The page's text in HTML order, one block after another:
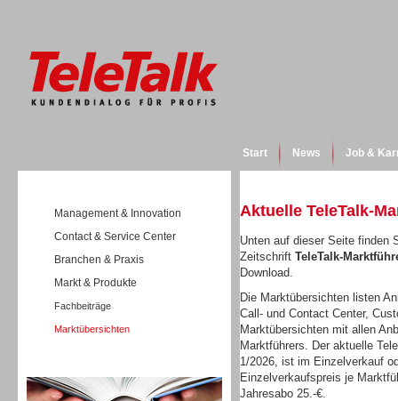
Start News Job &
Management & Innovation
Contact & Service Center
Branchen & Praxis
Markt & Produkte
Fachbeiträge
Marktübersichten
Aktuelle TeleTalk-
Unten auf dieser Seite finden
Zeitschrift TeleTalk-
Download.
Die Marktübersichten listen
Call- und Contact Center,
Marktübersichten mit allen
Marktführers. Der aktuelle
1/2026, ist im Einzelverkauf
Einzelverkaufspreis je
Jahresabo 25.-€.